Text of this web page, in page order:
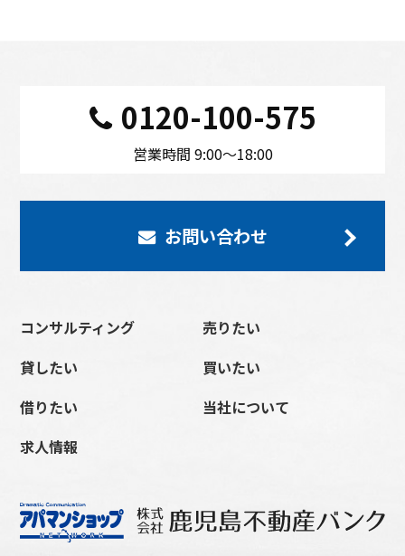
0120-100-575
営業時間 9:00〜18:00
お問い合わせ
コンサルティング
売りたい
貸したい
買いたい
借りたい
当社について
求人情報